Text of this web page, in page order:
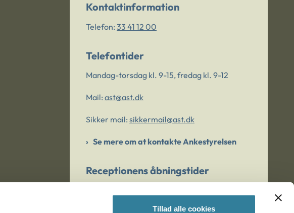
Tillad alle cookies
Kontaktinformation
Telefon: 33 41 12 00
Telefontider
Mandag-torsdag kl. 9-15, fredag kl. 9-12
Mail: ast@ast.dk
Sikker mail: sikkermail@ast.dk
Se mere om at kontakte Ankestyrelsen
Receptionens åbningstider